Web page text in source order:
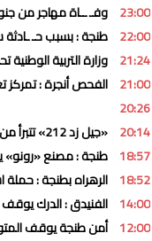
23:00 وفـ ــاة مهاجر من
22:00 طنجة : بسبب حـ ـادثة سير
21:24 وزارة التربية
21:00 الفحص أنجرة : تمركز
20:26
20:14 «جيل زد 212» تتبرأ من الدعوة إلى أي مظاهرة وتحـ ــذر من منشورات وهمية
18:57 طنجة : مصنع «رونو» ينتج 151 ألف سيارة خلال النصف
18:52 الرهراه بطنجة : حملة
14:00 الفنيدق : الدرك
12:00 أمن طنجة يوقف